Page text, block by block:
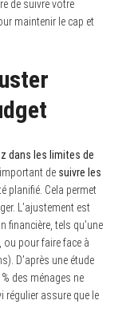
de suivre votre
maintenir le cap et
dans les limites de
de suivre les
planifié. Cela permet
L’ajustement est
financière, tels qu’une
, ou pour faire face à
D’après une étude
des ménages ne
régulier assure que le